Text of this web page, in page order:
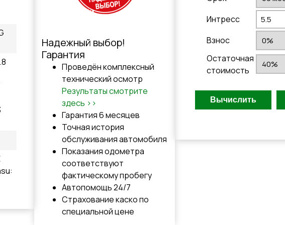
Надежный выбор!
Гарантия
Проведён комплексный
технический осмотр
Результаты смотрите
здесь >>
Гарантия 6 месяцев
Точная история
обслуживания автомобиля
Показания одометра
соответствуют
фактическому пробегу
Автопомощь 24/7
Cтрахованиe каско по
специальной цене
Интресс
Взнос
Остаточная
стоимость